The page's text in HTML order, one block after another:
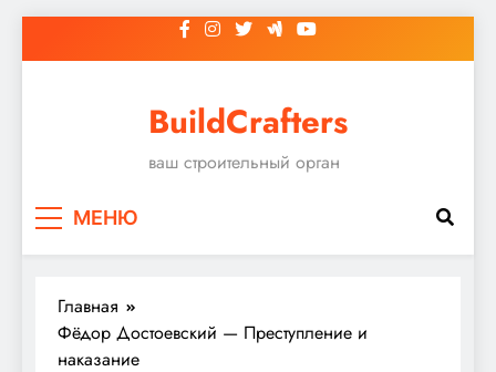
к
BuildCrafters
ваш строительный орган
МЕНЮ
Главная
Фёдор Достоевский — Преступление и
наказание